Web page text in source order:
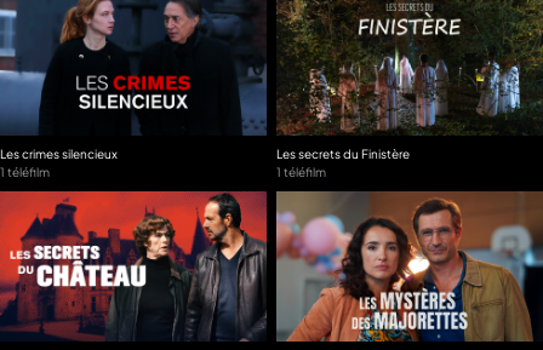
Les crimes silencieux
1 téléfilm
Les secrets du Finistère
1 téléfilm